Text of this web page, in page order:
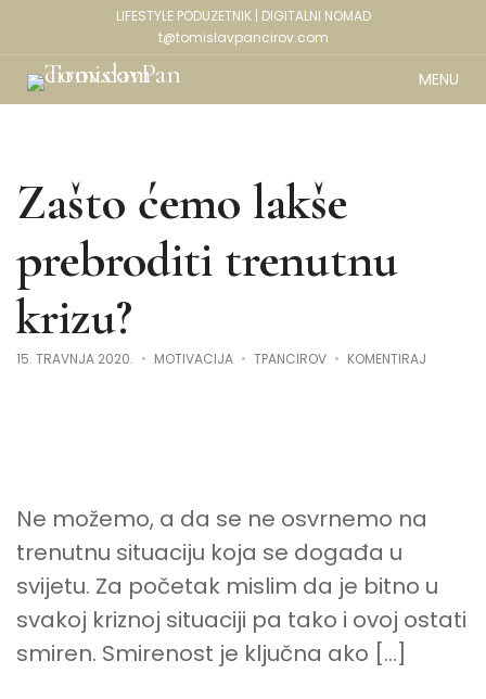
LIFESTYLE PODUZETNIK | DIGITALNI NOMAD
t@tomislavpancirov.com
MENU
Zašto ćemo lakše
prebroditi trenutnu
krizu?
15. TRAVNJA 2020. MOTIVACIJA TPANCIROV KOMENTIRAJ
Ne možemo, a da se ne osvrnemo na
trenutnu situaciju koja se događa u
svijetu. Za početak mislim da je bitno u
svakoj kriznoj situaciji pa tako i ovoj ostati
smiren. Smirenost je ključna ako […]